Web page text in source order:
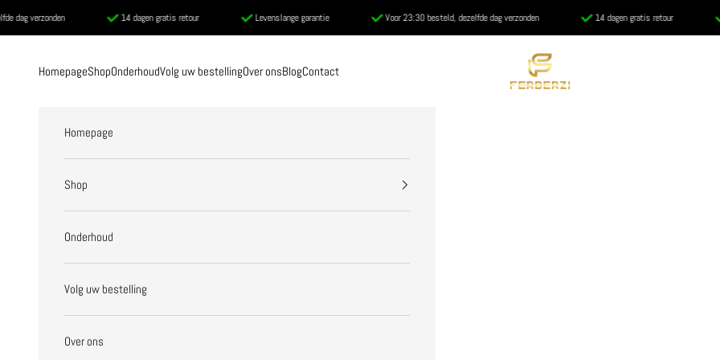
14 dagen gratis retour Levenslange garantie Voor 23:30 besteld, dezelfde dag verzonden 14 dagen gratis retour
Ferberzi
HomepageShopOnderhoudVolg uw bestellingOver onsBlogContact
Homepage
Shop
Onderhoud
Volg uw bestelling
Over ons